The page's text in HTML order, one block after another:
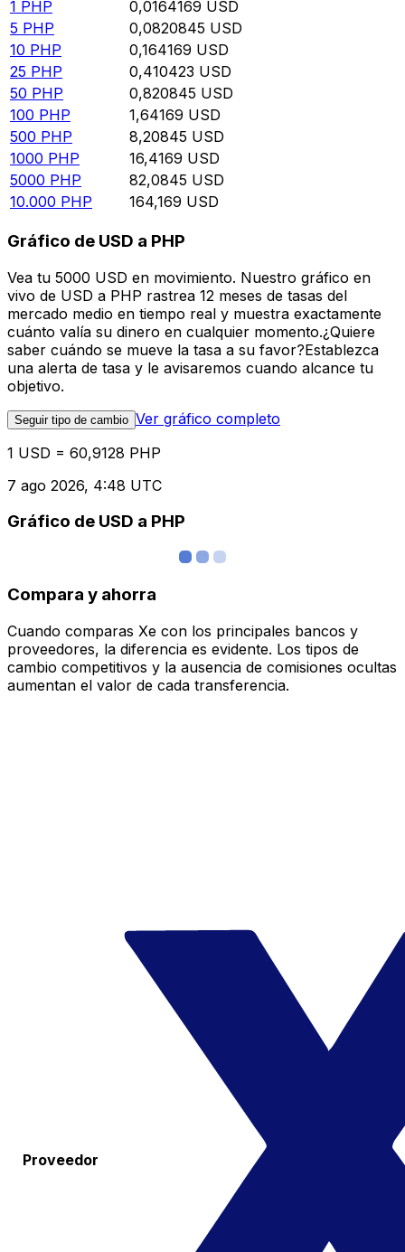
1 PHP 0,0164169 USD
5 PHP 0,0820845 USD
10 PHP 0,164169 USD
25 PHP 0,410423 USD
50 PHP 0,820845 USD
100 PHP 1,64169 USD
500 PHP 8,20845 USD
1000 PHP 16,4169 USD
5000 PHP 82,0845 USD
10.000 PHP 164,169 USD
Gráfico de USD a PHP
Vea tu 5000 USD en movimiento. Nuestro gráfico en
vivo de USD a PHP rastrea 12 meses de tasas del
mercado medio en tiempo real y muestra exactamente
cuánto valía su dinero en cualquier momento.¿Quiere
saber cuándo se mueve la tasa a su favor?Establezca
una alerta de tasa y le avisaremos cuando alcance tu
objetivo.
Seguir tipo de cambio Ver gráfico completo
1 USD = 60,9128 PHP
7 ago 2026, 4:48 UTC
Gráfico de USD a PHP
Compara y ahorra
Cuando comparas Xe con los principales bancos y
proveedores, la diferencia es evidente. Los tipos de
cambio competitivos y la ausencia de comisiones ocultas
aumentan el valor de cada transferencia.
Proveedor